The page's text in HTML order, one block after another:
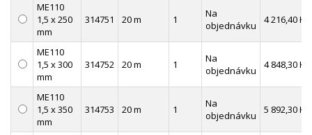
ME110
1,5 x 250
mm
314751 20 m 1
Na
objednávku
4 216,40 Kč
ME110
1,5 x 300
mm
314752 20 m 1
Na
objednávku
4 848,30 Kč
ME110
1,5 x 350
mm
314753 20 m 1
Na
objednávku
5 892,30 Kč